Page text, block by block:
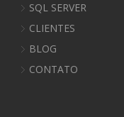
SQL SERVER
CLIENTES
BLOG
CONTATO